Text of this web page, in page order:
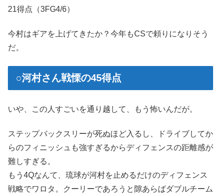
21得点（3FG4/6）
今村はギアを上げてきたか？今年もCSで頼りになりそう
だ。
○河村さん戦慄の45得点
いや、この人すごいを通り越して、もう怖いんだが。
ステップバックスリーが死ぬほど入るし、ドライブしてか
らのフィニッシュも強すぎるからディフェンスの距離感が
難しすぎる。
もう4Qなんて、琉球が河村を止めるだけのディフェンス
戦略でワロタ。クーリーであろうと隙あらばダブルチーム